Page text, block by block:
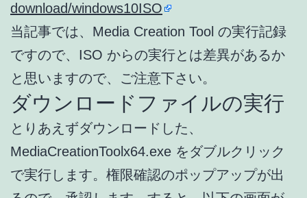
download/windows10ISO
当記事では、Media Creation Tool の実行記録
ですので、ISO からの実行とは差異があるか
と思いますので、ご注意下さい。
ダウンロードファイルの実行
とりあえずダウンロードした、
MediaCreationToolx64.exe をダブルクリック
で実行します。権限確認のポップアップが出